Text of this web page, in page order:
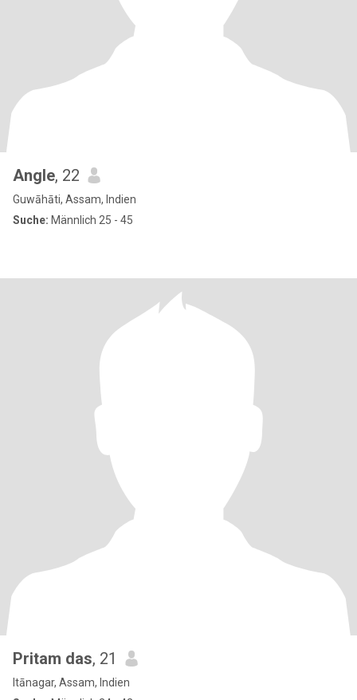
Angle, 22
Guwāhāti, Assam, Indien
Suche: Männlich 25 - 45
Pritam das, 21
Itānagar, Assam, Indien